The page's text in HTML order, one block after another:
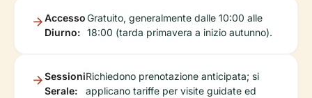
Accesso
Diurno:
Gratuito, generalmente dalle 10:00 alle
18:00 (tarda primavera a inizio autunno).
Sessioni
Serale:
Richiedono prenotazione anticipata; si
applicano tariffe per visite guidate ed